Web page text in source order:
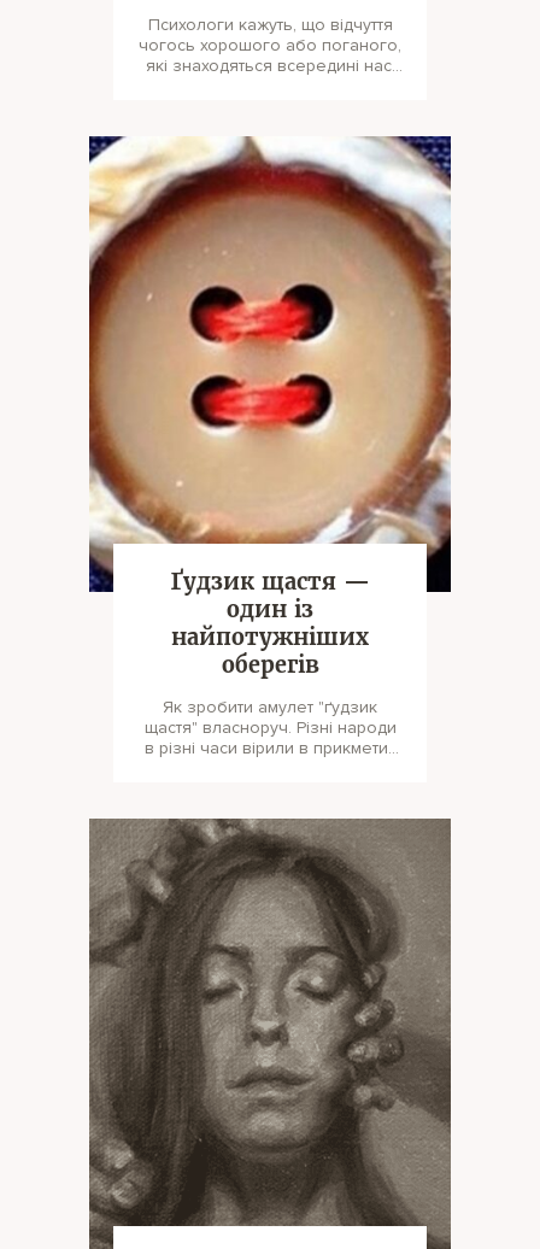
Психологи кажуть, що відчуття
чогось хорошого або поганого,
які знаходяться всередині нас,
Ґудзик щастя —
один із
найпотужніших
оберегів
Як зробити амулет "ґудзик
щастя" власноруч. Різні народи
в різні часи вірили в прикмети і